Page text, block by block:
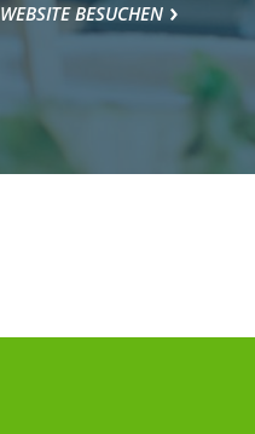
WEBSITE BESUCHEN